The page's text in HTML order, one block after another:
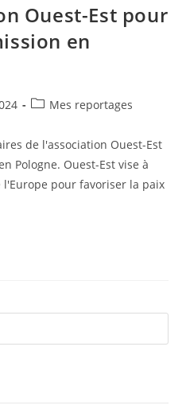
Ouest-Est pour
en
Mes reportages
de l'association Ouest-Est
Pologne. Ouest-Est vise à
pour favoriser la paix